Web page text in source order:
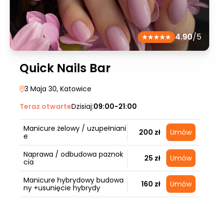
4.90/5
Quick Nails Bar
3 Maja 30, Katowice
Teraz otwarteDzisiaj:09:00-21:00
Manicure żelowy / uzupełniani
e
200 zł Umów
Naprawa / odbudowa paznok
cia
25 zł Umów
Manicure hybrydowy budowa
ny +usunięcie hybrydy
160 zł Umów